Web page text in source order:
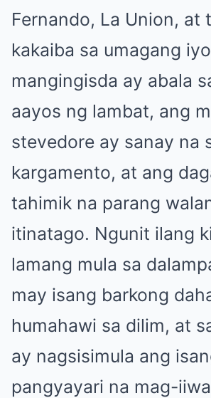
Fernando, La Union, at
kakaiba sa umagang
mangingisda ay abala
aayos ng lambat, ang
stevedore ay sanay na
kargamento, at ang
tahimik na parang
itinatago. Ngunit ilang
lamang mula sa
may isang barkong
humahawi sa dilim, at
ay nagsisimula ang
pangyayari na mag-